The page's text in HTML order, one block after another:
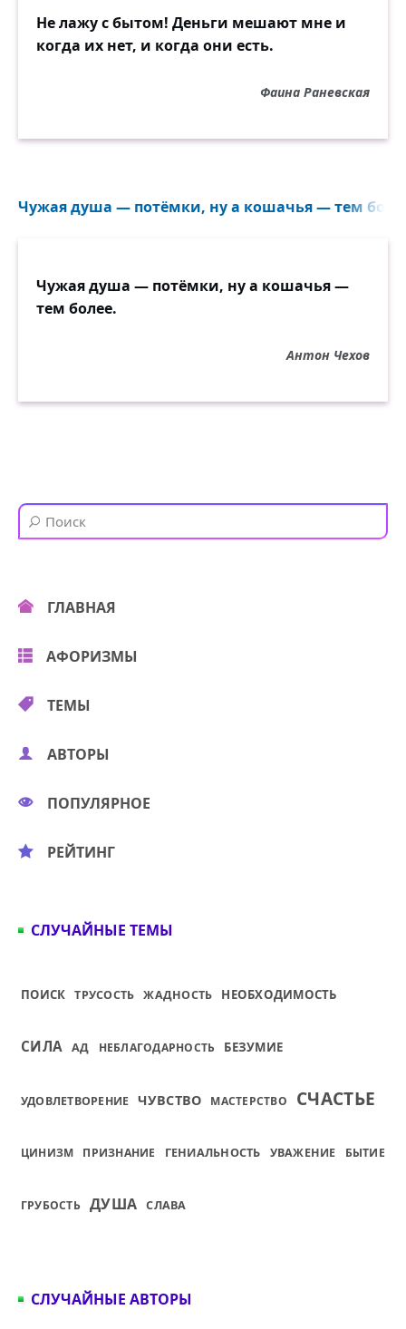
Не лажу с бытом! Деньги мешают мне и
когда их нет, и когда они есть.
Фаина Раневская
Чужая душа — потёмки, ну а кошачья — тем
Чужая душа — потёмки, ну а кошачья —
тем более.
Антон Чехов
ГЛАВНАЯ
АФОРИЗМЫ
ТЕМЫ
АВТОРЫ
ПОПУЛЯРНОЕ
РЕЙТИНГ
СЛУЧАЙНЫЕ ТЕМЫ
ПОИСК ТРУСОСТЬ ЖАДНОСТЬ НЕОБХОДИМОСТЬ
СИЛА АД НЕБЛАГОДАРНОСТЬ БЕЗУМИЕ
УДОВЛЕТВОРЕНИЕ ЧУВСТВО МАСТЕРСТВО СЧАСТЬЕ
ЦИНИЗМ ПРИЗНАНИЕ ГЕНИАЛЬНОСТЬ УВАЖЕНИЕ БЫТИЕ
ГРУБОСТЬ ДУША СЛАВА
СЛУЧАЙНЫЕ АВТОРЫ